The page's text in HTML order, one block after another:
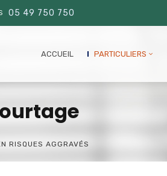
05 49 750 750
ACCUEIL PARTICULIERS
RISQUES AGGRAVÉS